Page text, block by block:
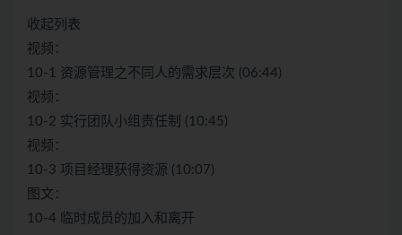
收起列表
视频：
10-1 资源管理之不同人的需求层次 (06:44)
视频：
10-2 实行团队小组责任制 (10:45)
视频：
10-3 项目经理获得资源 (10:07)
图文：
10-4 临时成员的加入和离开